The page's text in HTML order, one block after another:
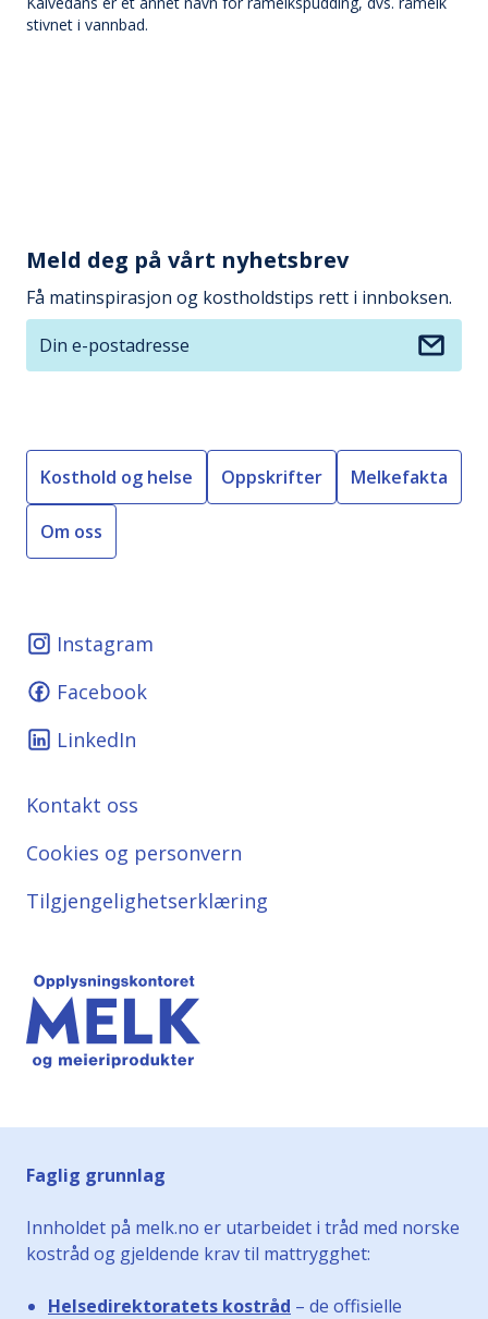
stivnet i vannbad.
Meld deg på vårt nyhetsbrev
Få matinspirasjon og kostholdstips rett i innboksen.
Din e-postadresse
Kosthold og helse Oppskrifter Melkefakta
Om oss
Instagram
Facebook
LinkedIn
Kontakt oss
Cookies og personvern
Tilgjengelighetserklæring
Faglig grunnlag
Innholdet på melk.no er utarbeidet i tråd med norske
kostråd og gjeldende krav til mattrygghet:
Helsedirektoratets kostråd – de offisielle